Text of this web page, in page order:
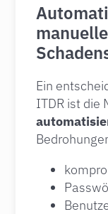
Ein
ITDR ist die